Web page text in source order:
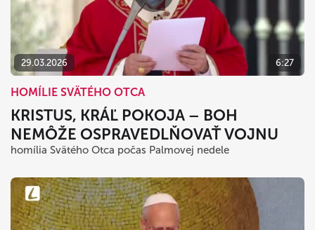
29.03.2026 6:27
HOMÍLIE SVÄTÉHO OTCA
KRISTUS, KRÁĽ POKOJA – BOH
NEMÔŽE OSPRAVEDLŇOVAŤ VOJNU
homília Svätého Otca počas Palmovej nedele